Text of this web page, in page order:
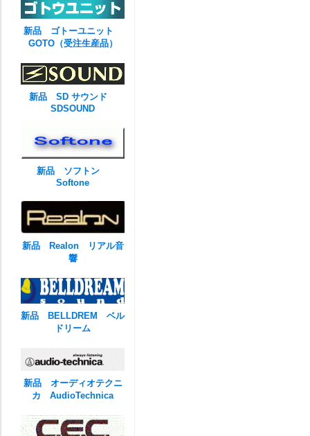
新品 ゴトーユニット
GOTO（受注生産品）
新品 SD サウンド
SDSOUND
新品 ソフトン
Softone
新品 Realon リアル音
響
新品 BELLDREM ベル
ドリーム
新品 オーディオテクニ
カ AudioTechnica